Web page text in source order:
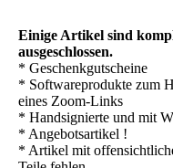
Einige Artikel sind
ausgeschlossen.
* Geschenkgutscheine
* Softwareprodukte zum
eines Zoom-Links
* Handsignierte und mit
* Angebotsartikel !
* Artikel mit